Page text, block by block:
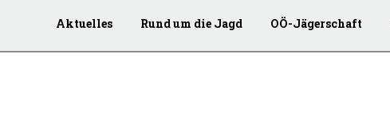
Aktuelles Rund um die Jagd OÖ-Jägerschaft